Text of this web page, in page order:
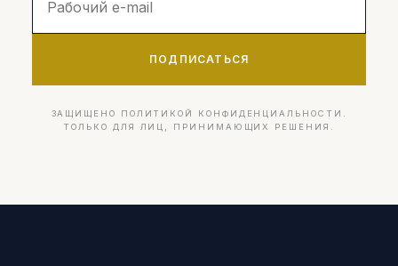
ПОДПИСАТЬСЯ
ЗАЩИЩЕНО ПОЛИТИКОЙ КОНФИДЕНЦИАЛЬНОСТИ.
ТОЛЬКО ДЛЯ ЛИЦ, ПРИНИМАЮЩИХ РЕШЕНИЯ.